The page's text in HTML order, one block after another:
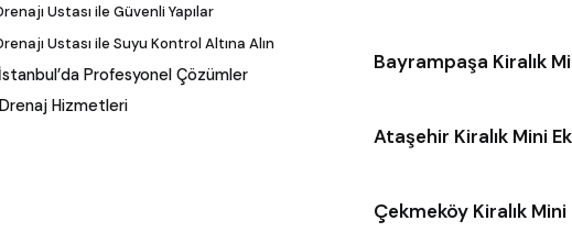
Bayrampaşa Kiralık
Ataşehir Kiralık Mini
Çekmeköy Kiralık
Ustası ile Güvenli Yapılar
Ustası ile Suyu Kontrol Altına Alın
Profesyonel Çözümler
Hizmetleri